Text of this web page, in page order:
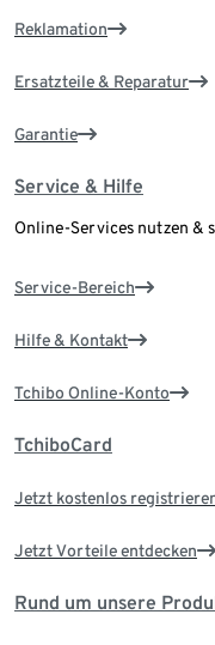
Reklamation
Ersatzteile & Reparatur
Garantie
Service & Hilfe
Online-Services nutzen &
Service-Bereich
Hilfe & Kontakt
Tchibo Online-Konto
TchiboCard
Jetzt kostenlos
Jetzt Vorteile entdecken
Rund um unsere